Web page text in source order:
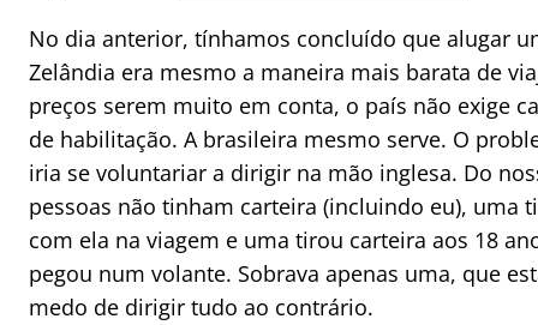
No dia anterior, tínhamos concluído que alugar
Zelândia era mesmo a maneira mais barata de
preços serem muito em conta, o país não exige
de habilitação. A brasileira mesmo serve. O
iria se voluntariar a dirigir na mão inglesa. Do
pessoas não tinham carteira (incluindo eu), uma
com ela na viagem e uma tirou carteira aos 18
pegou num volante. Sobrava apenas uma, que
medo de dirigir tudo ao contrário.